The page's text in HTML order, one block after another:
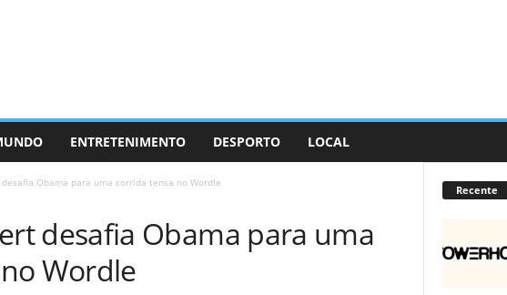
ENTRETENIMENTO DESPORTO LOCAL
Obama para uma corrida tensa no Wordle
desafia Obama para uma
Wordle
Recente